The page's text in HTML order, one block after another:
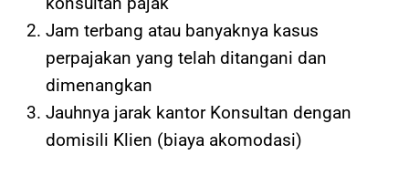
Jam terbang atau banyaknya kasus
perpajakan yang telah ditangani dan
dimenangkan
Jauhnya jarak kantor Konsultan dengan
domisili Klien (biaya akomodasi)